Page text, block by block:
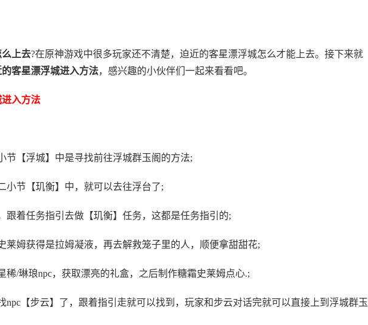
上去?在原神游戏中很多玩家还不清楚，迫近的客星漂浮城怎么才能上去。接下来就
客星漂浮城进入方法，感兴趣的小伙伴们一起来看看吧。
入方法
【浮城】中是寻找前往浮城群玉阁的方法;
节【玑衡】中，就可以去往浮台了;
着任务指引去做【玑衡】任务，这都是任务指引的;
姆获得是拉姆凝液，再去解救笼子里的人，顺便拿甜甜花;
/琳琅npc，获取漂亮的礼盒，之后制作糖霜史莱姆点心.;
【步云】了，跟着指引走就可以找到，玩家和步云对话完就可以直接上到浮城群玉